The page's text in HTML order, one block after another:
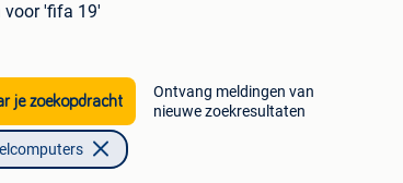
voor 'fifa 19'
je zoekopdracht
Ontvang meldingen van
nieuwe zoekresultaten